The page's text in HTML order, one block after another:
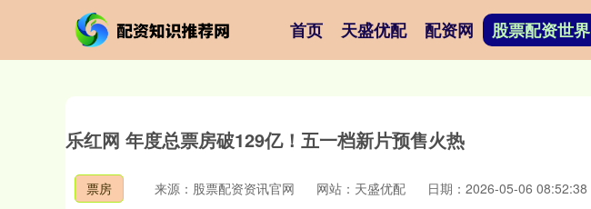
首页 天盛优配 配资网 股票配资世界
乐红网 年度总票房破129亿！五一档新片预售火热
票房 来源：股票配资资讯官网 网站：天盛优配 日期：2026-05-06 08:52:38